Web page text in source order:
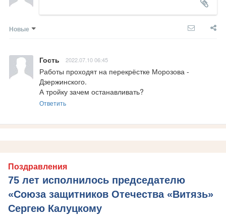
Новые
Гость 2022.07.10 06:45
Работы проходят на перекрёстке Морозова -
Дзержинского.
А тройку зачем останавливать?
Ответить
Поздравления
75 лет исполнилось председателю
«Союза защитников Отечества «Витязь»
Сергею Калуцкому